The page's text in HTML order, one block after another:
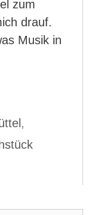
zum
drauf.
Musik in
,